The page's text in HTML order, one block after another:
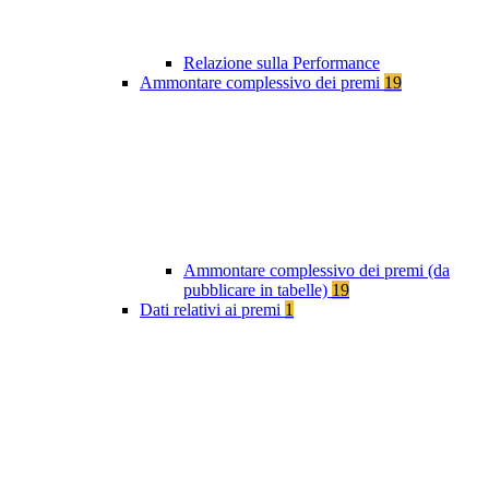
Relazione sulla Performance
Ammontare complessivo dei premi 19
Ammontare complessivo dei premi (da
pubblicare in tabelle) 19
Dati relativi ai premi 1